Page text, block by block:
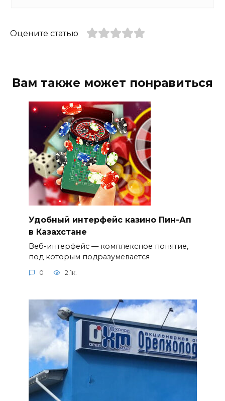
Оцените статью
Вам также может понравиться
Удобный интерфейс казино Пин-Ап
в Казахстане
Веб-интерфейс — комплексное понятие,
под которым подразумевается
0 2.1к.